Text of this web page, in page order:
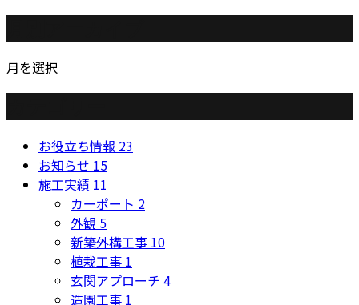
月を選択
お役立ち情報 23
お知らせ 15
施工実績 11
カーポート 2
外観 5
新築外構工事 10
植栽工事 1
玄関アプローチ 4
造園工事 1